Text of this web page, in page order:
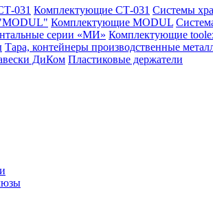
031 Комплектующие СТ-031 Системы
Комплектующие MODUL
серии «МИ» Комплектующие
Тара, контейнеры производственные
ДиКом Пластиковые держатели